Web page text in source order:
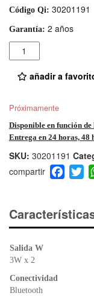
Código Qi: 30201191
Garantía: 2 años
Cantidad
añadir a
Próximamente
Disponible en función de
Entrega en 24 horas, 48
SKU: 30201191
F
a
e
b
T
Salida W
3W x 2
Conectividad
Bluetooth